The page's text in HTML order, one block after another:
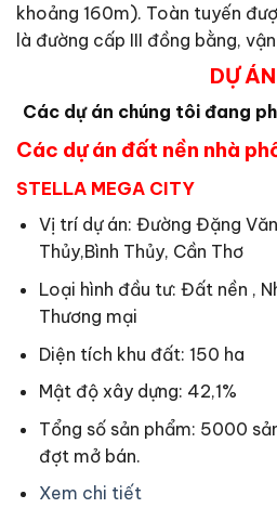
khoảng 160m). Toàn tuyến
là đường cấp III đồng bằng,
DỰ ÁN
Các dự án chúng tôi đang
Các dự án đất nền nhà
STELLA MEGA CITY
Vị trí dự án: Đường Đặng
Thủy,Bình Thủy, Cần Thơ
Loại hình đầu tư: Đất nền ,
Thương mại
Diện tích khu đất: 150 ha
Mật độ xây dựng: 42,1%
Tổng số sản phẩm: 5000
đợt mở bán.
Xem chi tiết